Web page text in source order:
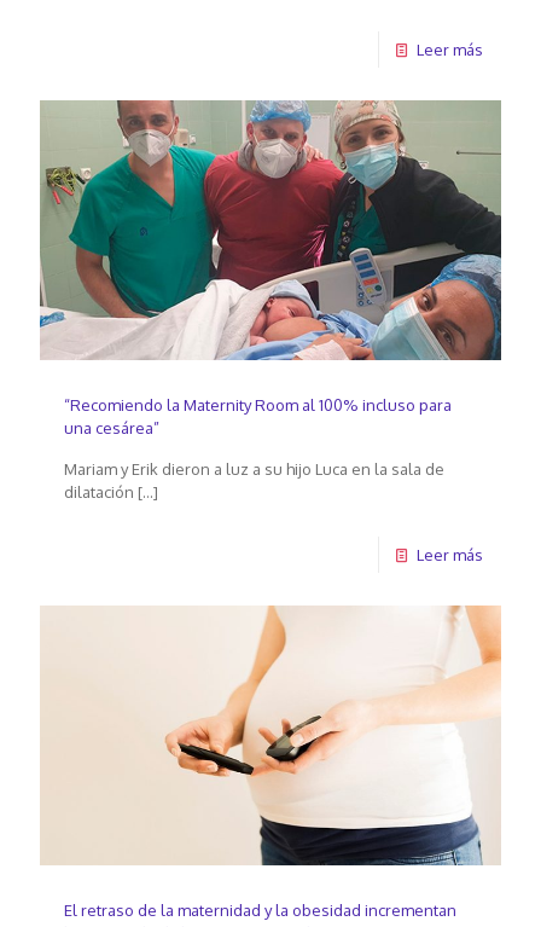
Leer más
“Recomiendo la Maternity Room al 100% incluso para
una cesárea”
Mariam y Erik dieron a luz a su hijo Luca en la sala de
dilatación […]
Leer más
El retraso de la maternidad y la obesidad incrementan